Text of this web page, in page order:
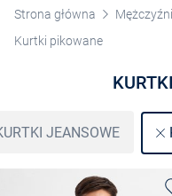
Strona główna Mężczyźni
Kurtki pikowane
JEANSOWE